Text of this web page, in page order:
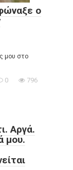
ο
μου στο
0 796
Αργά.
μου.